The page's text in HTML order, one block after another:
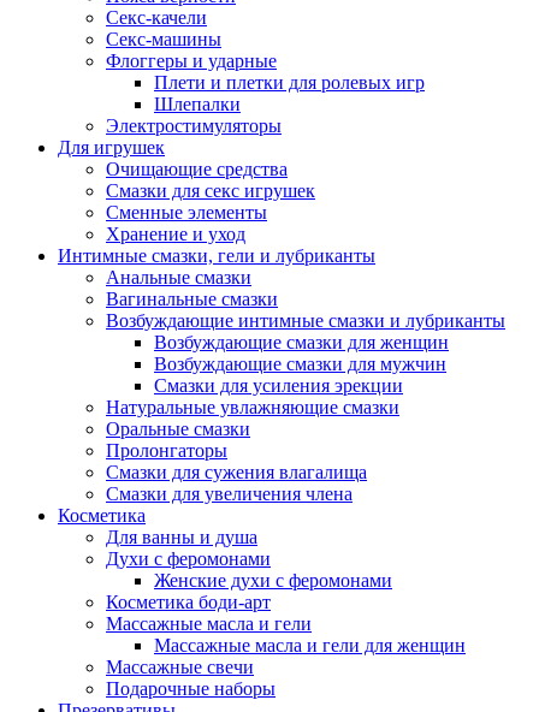
Секс-качели
Секс-машины
Флоггеры и ударные
Плети и плетки для ролевых игр
Шлепалки
Электростимуляторы
Для игрушек
Очищающие средства
Смазки для секс игрушек
Сменные элементы
Хранение и уход
Интимные смазки, гели и лубриканты
Анальные смазки
Вагинальные смазки
Возбуждающие интимные смазки и лубриканты
Возбуждающие смазки для женщин
Возбуждающие смазки для мужчин
Смазки для усиления эрекции
Натуральные увлажняющие смазки
Оральные смазки
Пролонгаторы
Смазки для сужения влагалища
Смазки для увеличения члена
Косметика
Для ванны и душа
Духи с феромонами
Женские духи с феромонами
Косметика боди-арт
Массажные масла и гели
Массажные масла и гели для женщин
Массажные свечи
Подарочные наборы